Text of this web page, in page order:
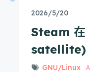
2026/5/20
Steam
satellite)
GNU/Linux